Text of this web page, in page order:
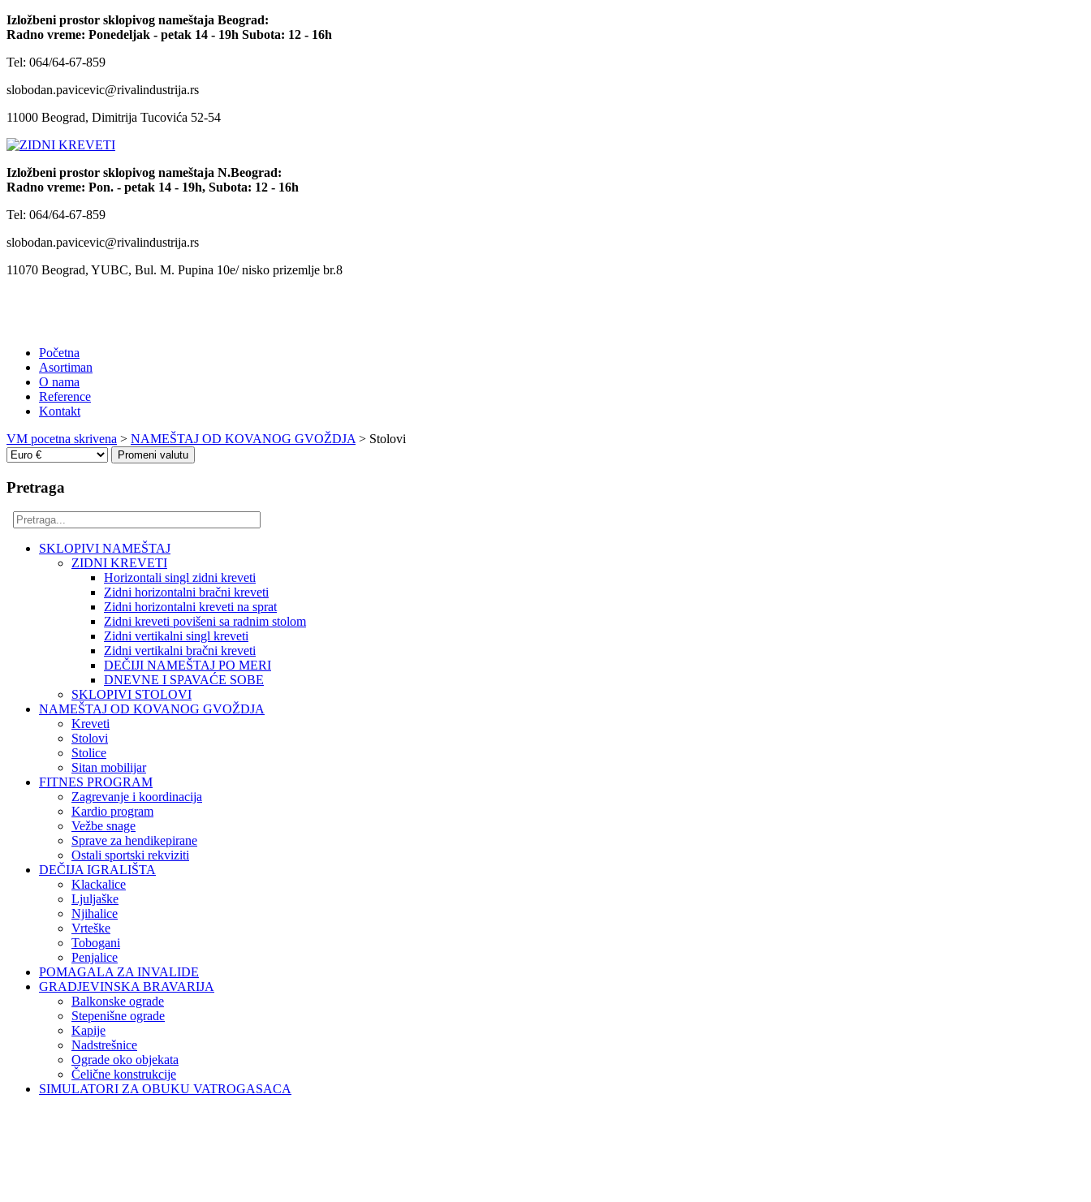
Izložbeni prostor sklopivog nameštaja Beograd:
Radno vreme: Ponedeljak - petak 14 - 19h Subota: 12 - 16h
Tel: 064/64-67-859
slobodan.pavicevic@rivalindustrija.rs
11000 Beograd, Dimitrija Tucovića 52-54
Izložbeni prostor sklopivog nameštaja N.Beograd:
Radno vreme: Pon. - petak 14 - 19h, Subota: 12 - 16h
Tel: 064/64-67-859
slobodan.pavicevic@rivalindustrija.rs
11070 Beograd, YUBC, Bul. M. Pupina 10e/ nisko prizemlje br.8
Početna
Asortiman
O nama
Reference
Kontakt
VM pocetna skrivena > NAMEŠTAJ OD KOVANOG GVOŽDJA > Stolovi
Pretraga
SKLOPIVI NAMEŠTAJ
ZIDNI KREVETI
Horizontali singl zidni kreveti
Zidni horizontalni bračni kreveti
Zidni horizontalni kreveti na sprat
Zidni kreveti povišeni sa radnim stolom
Zidni vertikalni singl kreveti
Zidni vertikalni bračni kreveti
DEČIJI NAMEŠTAJ PO MERI
DNEVNE I SPAVAĆE SOBE
SKLOPIVI STOLOVI
NAMEŠTAJ OD KOVANOG GVOŽDJA
Kreveti
Stolovi
Stolice
Sitan mobilijar
FITNES PROGRAM
Zagrevanje i koordinacija
Kardio program
Vežbe snage
Sprave za hendikepirane
Ostali sportski rekviziti
DEČIJA IGRALIŠTA
Klackalice
Ljuljaške
Njihalice
Vrteške
Tobogani
Penjalice
POMAGALA ZA INVALIDE
GRADJEVINSKA BRAVARIJA
Balkonske ograde
Stepenišne ograde
Kapije
Nadstrešnice
Ograde oko objekata
Čelične konstrukcije
SIMULATORI ZA OBUKU VATROGASACA